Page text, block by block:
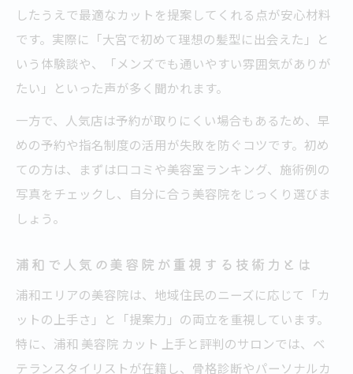
したうえで最適なカットを提案してくれる点が安心材料
です。実際に「大宮で初めて理想の髪型に出会えた」と
いう体験談や、「メンズでも通いやすい雰囲気がありが
たい」といった声が多く聞かれます。
一方で、人気店は予約が取りにくい場合もあるため、早
めの予約や指名制度の活用が失敗を防ぐコツです。初め
ての方は、まずは口コミや美容室ランキング、施術例の
写真をチェックし、自分に合う美容院をじっくり選びま
しょう。
浦和で人気の美容院が重視する技術力とは
浦和エリアの美容院は、地域住民のニーズに応じて「カ
ットの上手さ」と「提案力」の両立を重視しています。
特に、浦和 美容院 カット 上手と評判のサロンでは、ベ
テランスタイリストが在籍し、骨格診断やパーソナルカ